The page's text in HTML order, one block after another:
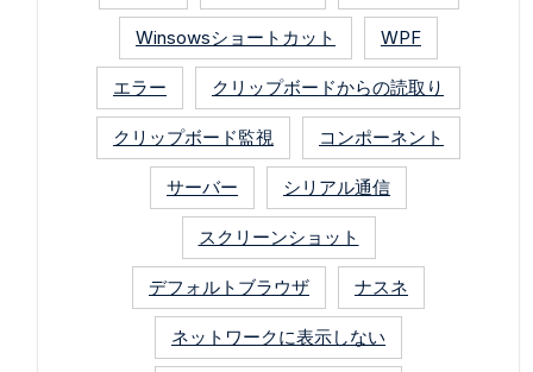
Winsowsショートカット WPF
エラー クリップボードからの読取り
クリップボード監視 コンポーネント
サーバー シリアル通信
スクリーンショット
デフォルトブラウザ ナスネ
ネットワークに表示しない